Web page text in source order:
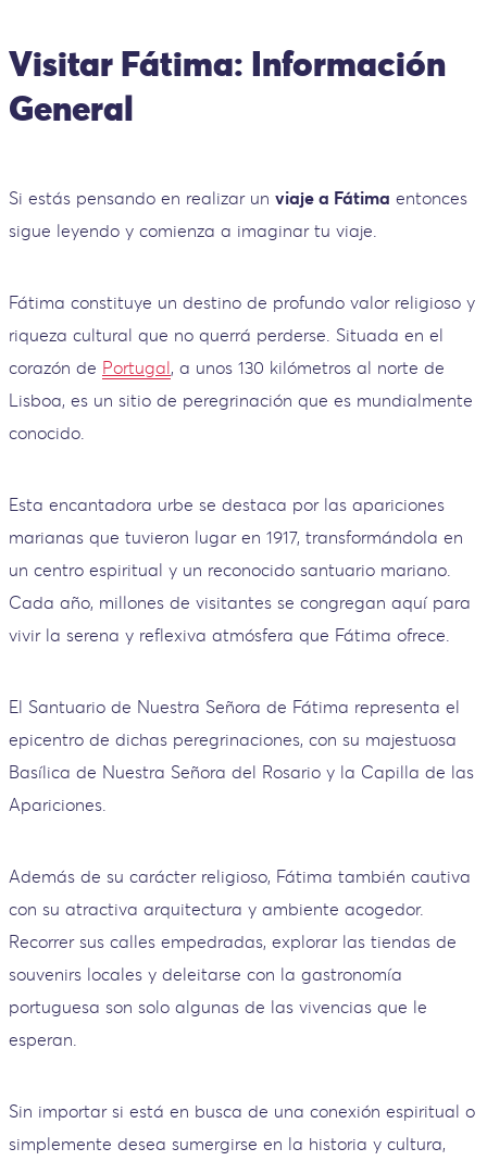
Visitar Fátima: Información
General
Si estás pensando en realizar un viaje a Fátima entonces
sigue leyendo y comienza a imaginar tu viaje.
Fátima constituye un destino de profundo valor religioso y
riqueza cultural que no querrá perderse. Situada en el
corazón de Portugal, a unos 130 kilómetros al norte de
Lisboa, es un sitio de peregrinación que es mundialmente
conocido.
Esta encantadora urbe se destaca por las apariciones
marianas que tuvieron lugar en 1917, transformándola en
un centro espiritual y un reconocido santuario mariano.
Cada año, millones de visitantes se congregan aquí para
vivir la serena y reflexiva atmósfera que Fátima ofrece.
El Santuario de Nuestra Señora de Fátima representa el
epicentro de dichas peregrinaciones, con su majestuosa
Basílica de Nuestra Señora del Rosario y la Capilla de las
Apariciones.
Además de su carácter religioso, Fátima también cautiva
con su atractiva arquitectura y ambiente acogedor.
Recorrer sus calles empedradas, explorar las tiendas de
souvenirs locales y deleitarse con la gastronomía
portuguesa son solo algunas de las vivencias que le
esperan.
Sin importar si está en busca de una conexión espiritual o
simplemente desea sumergirse en la historia y cultura,